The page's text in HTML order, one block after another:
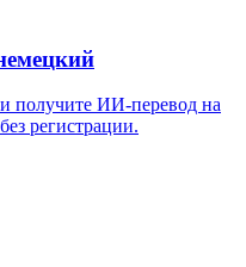
и получите ИИ-перевод на
регистрации.